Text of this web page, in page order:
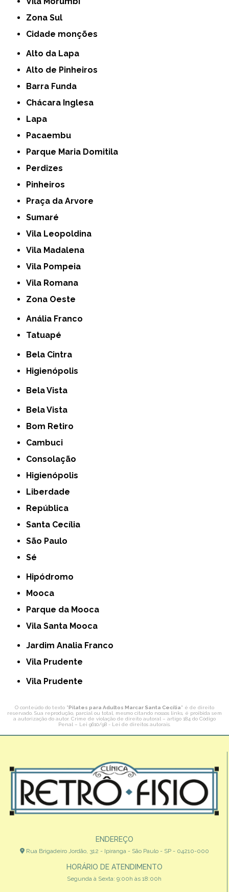
Zona Sul
cidade monções
Alto da Lapa
Alto de Pinheiros
Barra Funda
Chácara Inglesa
Lapa
Pacaembu
Parque Maria Domitila
Perdizes
Pinheiros
Praça da Arvore
Sumaré
Vila Leopoldina
Vila Madalena
Vila Pompeia
Vila Romana
Zona Oeste
Anália Franco
Tatuapé
Bela Cintra
Higienópolis
Bela Vista
Bela Vista
Bom Retiro
Cambuci
Consolação
Higienópolis
Liberdade
República
Santa Cecília
São Paulo
Sé
Hipódromo
Mooca
Parque da Mooca
Vila Santa Mooca
Jardim Analia Franco
Vila Prudente
Vila Prudente
O conteúdo do texto "Pilates para Adultos Marcar Santa Cecília" é de direito
reservado. Sua reprodução, parcial ou total, mesmo citando nossos links, é proibida sem
a autorização do autor. Crime de violação de direito autoral – artigo 184 do Código
Penal – Lei 9610/98 - Lei de direitos autorais
ENDEREÇO
Rua Brigadeiro Jordão, 312 - Ipiranga - São Paulo - SP - 04210-000
HORÁRIO DE ATENDIMENTO
Segunda à Sexta: 9:00h às 18:00h